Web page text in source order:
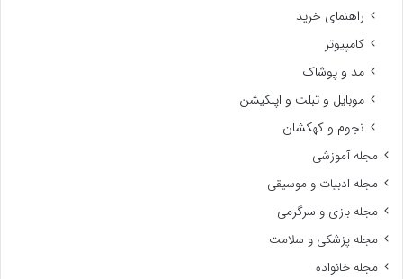
راهنمای خرید
کامپیوتر
مد و پوشاک
موبایل و تبلت و اپلکیشن
نجوم و کهکشان
مجله آموزشی
مجله ادبیات و موسیقی
مجله بازی و سرگرمی
مجله پزشکی و سلامت
مجله خانواده